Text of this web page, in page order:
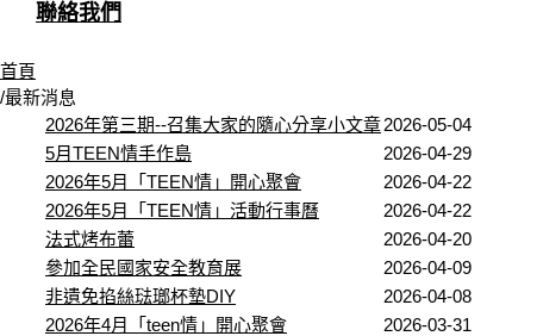
聯絡我們
首頁
/最新消息
2026年第三期--召集大家的隨心分享小文章2026-05-04
5月TEEN情手作島
2026-04-29
2026年5月「TEEN情」開心聚會
2026-04-22
2026年5月「TEEN情」活動行事曆
2026-04-22
法式烤布蕾
2026-04-20
參加全民國家安全教育展
2026-04-09
非遺免掐絲琺瑯杯墊DIY
2026-04-08
2026年4月「teen情」開心聚會
2026-03-31